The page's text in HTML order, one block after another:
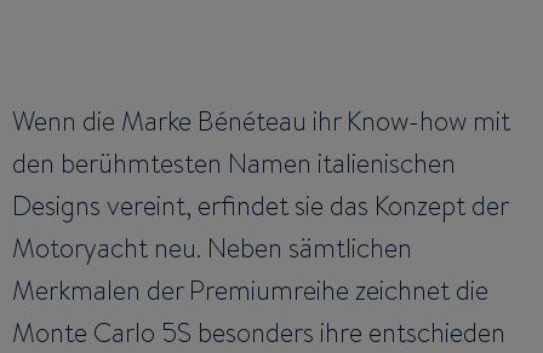
Wenn die Marke Bénéteau ihr Know-how mit
den berühmtesten Namen italienischen
Designs vereint, erfindet sie das Konzept der
Motoryacht neu. Neben sämtlichen
Merkmalen der Premiumreihe zeichnet die
Monte Carlo 5S besonders ihre entschieden